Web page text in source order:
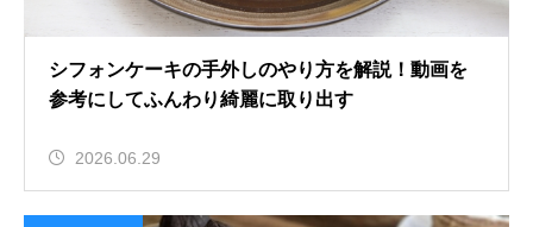
シフォンケーキの手外しのやり方を解説！動画を
参考にしてふんわり綺麗に取り出す
2026.06.29